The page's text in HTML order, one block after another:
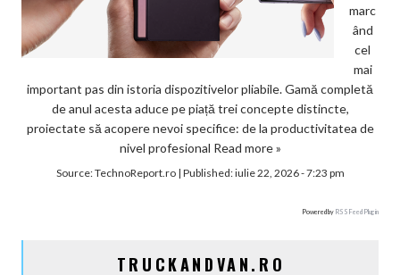
marc
ând
cel
mai
important pas din istoria dispozitivelor pliabile. Gamă completă
de anul acesta aduce pe piață trei concepte distincte,
proiectate să acopere nevoi specifice: de la productivitatea de
nivel profesional Read more »
Source:TechnoReport.ro| Published:iulie 22, 2026 - 7:23 pm
Powered by RSS Feed Plugin
TRUCKANDVAN.RO